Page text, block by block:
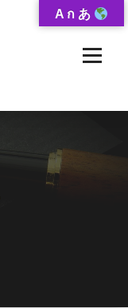
A ก あ